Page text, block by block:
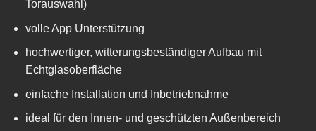
Torauswahl)
volle App Unterstützung
hochwertiger, witterungsbeständiger Aufbau mit
Echtglasoberfläche
einfache Installation und Inbetriebnahme
ideal für den Innen- und geschützten Außenbereich